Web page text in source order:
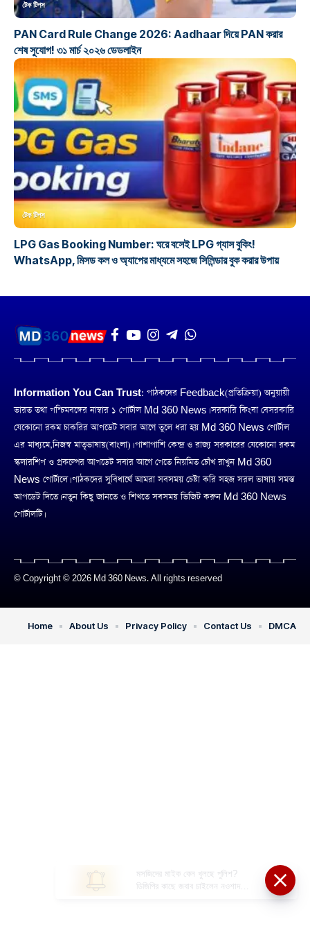
টেক টিপস
PAN Card Rule Change 2026: Aadhaar দিয়ে PAN করার
শেষ সুযোগ! ৩১ মার্চ ২০২৬ ডেডলাইন
টেক টিপস
LPG Gas Booking Number: ঘরে বসেই LPG গ্যাস বুকিং!
WhatsApp, মিসড কল ও অ্যাপের মাধ্যমে সহজে সিলিন্ডার বুক করার উপায়
Information You Can Trust: পাঠকদের Feedback(প্রতিক্রিয়া) অনুয়ায়ী
ভারত তথা পশ্চিমবঙ্গের নাম্বার ১ পোর্টাল Md 360 News। সরকারি কিংবা বেসরকারি
যেকোনো রকম চাকরির আপডেট সবার আগে তুলে ধরা হয় Md 360 News পোর্টাল
এর মাধ্যমে,নিজস্ব মাতৃভাষায়(বাংলা)। পাশাপাশি কেন্দ্র ও রাজ্য সরকারের যেকোনো রকম
স্কলারশিপ ও প্রকল্পের আপডেট সবার আগে পেতে নিয়মিত চোঁখ রাখুন Md 360
News পোর্টালে। পাঠকদের সুবিধার্থে আমরা সবসময় চেষ্টা করি সহজ সরল ভাষায় সমস্ত
আপডেট দিতে। নতুন কিছু জানতে ও শিখতে সবসময় ভিজিট করুন Md 360 News
পোর্টালটি।
© Copyright © 2026 Md 360 News. All rights reserved
Home About Us Privacy Policy Contact Us DMCA
মসজিদের মাইক কেন খুলছে পুলিশ?
ডিজিপির কাছে জবাব চাইলেন নওশাদ